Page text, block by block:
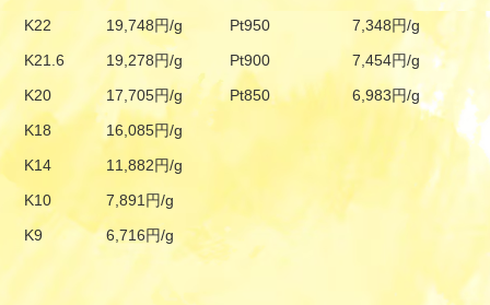
K22
19,748円/g Pt950
7,348円/g
K21.6
19,278円/g Pt900
7,454円/g
K20
17,705円/g Pt850
6,983円/g
K18
16,085円/g
K14
11,882円/g
K10
7,891円/g
K9
6,716円/g